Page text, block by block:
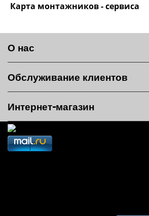
Карта монтажников - сервиса
О нас
Обслуживание клиентов
Интернет-магазин